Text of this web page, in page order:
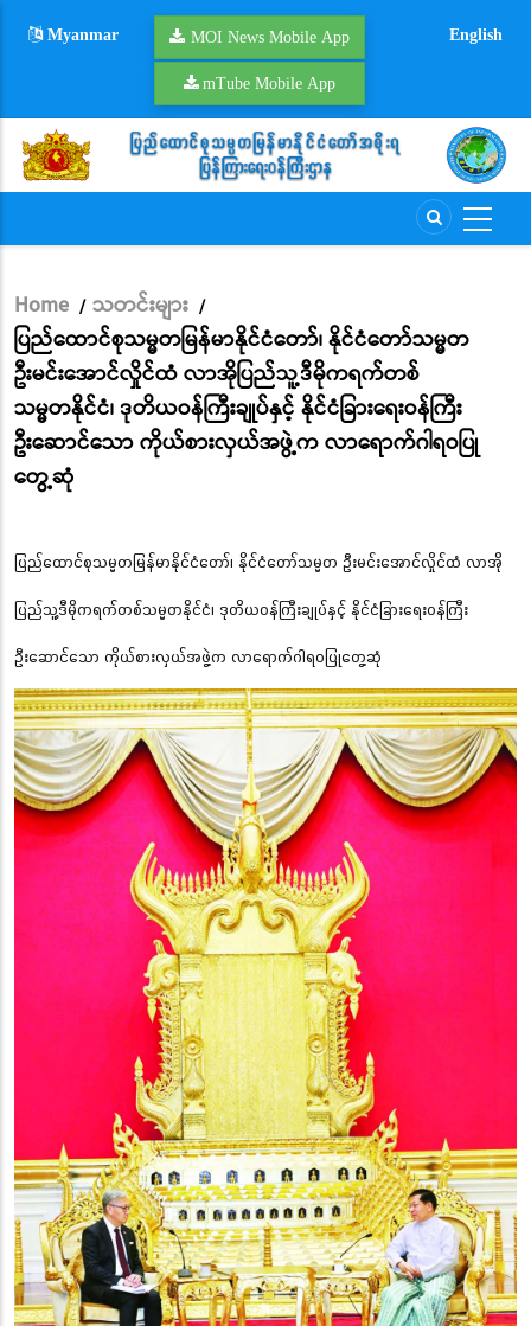
Myanmar MOI News Mobile App
mTube Mobile App
English
Breadcrumb
Home / သတင်းများ /
ပြည်ထောင်စုသမ္မတမြန်မာနိုင်ငံတော်၊ နိုင်ငံတော်သမ္မတ
ဦးမင်းအောင်လှိုင်ထံ လာအိုပြည်သူ့ဒီမိုကရက်တစ်
သမ္မတနိုင်ငံ၊ ဒုတိယဝန်ကြီးချုပ်နှင့် နိုင်ငံခြားရေးဝန်ကြီး
ဦးဆောင်သော ကိုယ်စားလှယ်အဖွဲ့က လာရောက်ဂါရဝပြု
တွေ့ဆုံ
ပြည်ထောင်စုသမ္မတမြန်မာနိုင်ငံတော်၊ နိုင်ငံတော်သမ္မတ ဦးမင်းအောင်လှိုင်ထံ လာအို
ပြည်သူ့ဒီမိုကရက်တစ်သမ္မတနိုင်ငံ၊ ဒုတိယဝန်ကြီးချုပ်နှင့် နိုင်ငံခြားရေးဝန်ကြီး
ဦးဆောင်သော ကိုယ်စားလှယ်အဖွဲ့က လာရောက်ဂါရဝပြုတွေ့ဆုံ